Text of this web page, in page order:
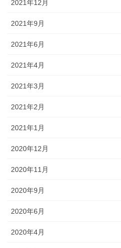
2021年12月
2021年9月
2021年6月
2021年4月
2021年3月
2021年2月
2021年1月
2020年12月
2020年11月
2020年9月
2020年6月
2020年4月